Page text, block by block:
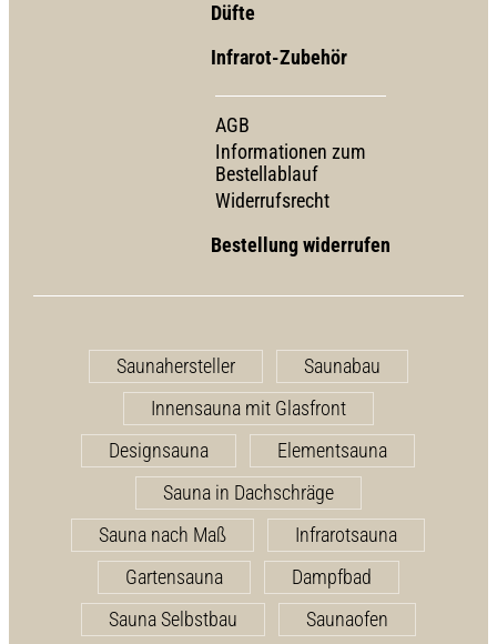
Düfte
Infrarot-Zubehör
AGB
Informationen zum
Bestellablauf
Widerrufsrecht
Bestellung widerrufen
Saunahersteller
Saunabau
Innensauna mit Glasfront
Designsauna
Elementsauna
Sauna in Dachschräge
Sauna nach Maß
Infrarotsauna
Gartensauna
Dampfbad
Sauna Selbstbau
Saunaofen